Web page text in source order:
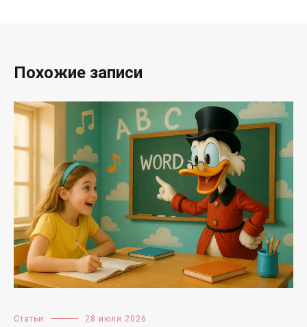
Похожие записи
Статьи 28 июля 2026